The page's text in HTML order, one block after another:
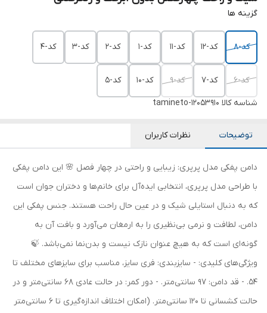
گزینه ها
کد-8 کد-12 کد-11 کد-1 کد-2 کد-3 کد-4
کد-6 کد-7 کد-9 کد-10
کد-5
شناسه کالا tamineto-12053910
توضیحات نظرات کاربران
دامن پفکی مدل پرپری: زیبایی و راحتی در چهار فصل 🌸 این دامن پفکی
با طراحی مدل پرپری، انتخابی ایده‌آل برای خانم‌ها و دختران جوان است
که به دنبال استایلی شیک و در عین حال راحت هستند. جنس پفکی این
دامن، لطافت و نرمی بی‌نظیری را به ارمغان می‌آورد و بافت آن به
گونه‌ای است که به هیچ عنوان نازک نیست و بدن‌نما نمی‌باشد. 🍃
ویژگی‌های کلیدی: - سایزبندی: فری سایز، مناسب برای سایزهای مختلف تا
54. - قد دامن: 97 سانتی‌متر. - دور کمر: در حالت عادی 68 سانتی‌متر و در
حالت کشسانی تا 120 سانتی‌متر. (امکان اختلاف اندازه‌گیری تا 6 سانتی‌متر